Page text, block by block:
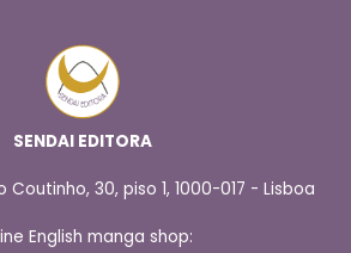
SENDAI EDITORA
30, piso 1, 1000-017 - Lisboa
English manga shop: